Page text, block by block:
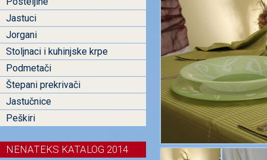
Jastuci
Jorgani
Stoljnaci i kuhinjske krpe
Podmetači
Štepani prekrivači
Jastučnice
Peškiri
NENATEKS KATALOG 2014